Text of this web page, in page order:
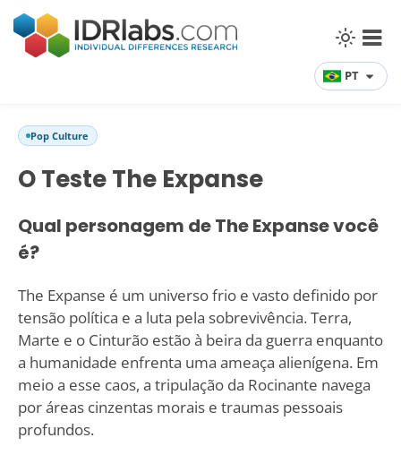
PT
Pop Culture
O Teste The Expanse
Qual personagem de The Expanse você
é?
The Expanse é um universo frio e vasto definido por
tensão política e a luta pela sobrevivência. Terra,
Marte e o Cinturão estão à beira da guerra enquanto
a humanidade enfrenta uma ameaça alienígena. Em
meio a esse caos, a tripulação da Rocinante navega
por áreas cinzentas morais e traumas pessoais
profundos.